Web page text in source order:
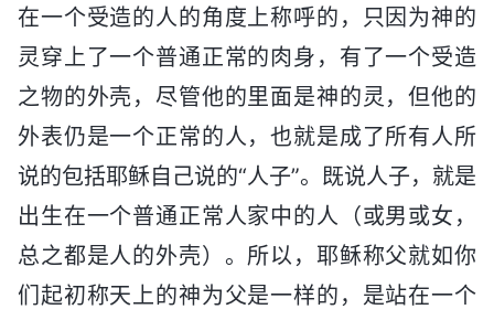
在一个受造的人的角度上称呼的，只因为神的
灵穿上了一个普通正常的肉身，有了一个受造
之物的外壳，尽管他的里面是神的灵，但他的
外表仍是一个正常的人，也就是成了所有人所
说的包括耶稣自己说的“人子”。既说人子，就是
出生在一个普通正常人家中的人（或男或女，
总之都是人的外壳）。所以，耶稣称父就如你
们起初称天上的神为父是一样的，是站在一个